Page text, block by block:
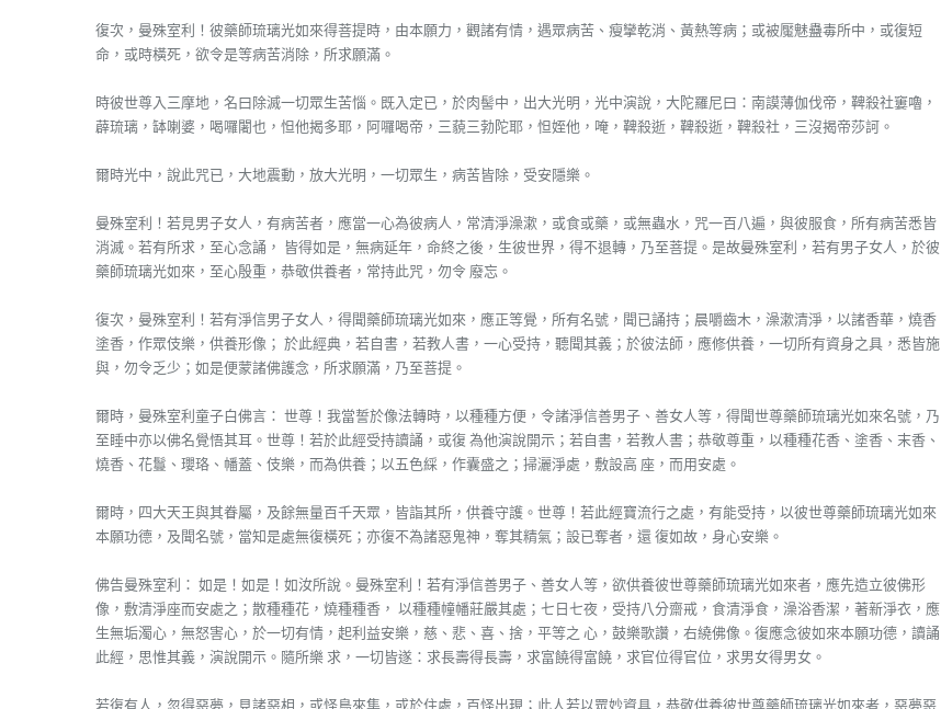
復次，曼殊室利！彼藥師琉璃光如來得菩提時，由本願力，觀諸有情，遇眾病苦、瘦攣乾消、黃熱等病；或被魘魅蠱毒所中，或復短
命，或時橫死，欲令是等病苦消除，所求願滿。
時彼世尊入三摩地，名曰除滅一切眾生苦惱。既入定已，於肉髻中，出大光明，光中演說，大陀羅尼曰：南謨薄伽伐帝，鞞殺社窶嚕，
薜琉璃，缽喇婆，喝囉闍也，怛他揭多耶，阿囉喝帝，三藐三勃陀耶，怛姪他，唵，鞞殺逝，鞞殺逝，鞞殺社，三沒揭帝莎訶。
爾時光中，說此咒已，大地震動，放大光明，一切眾生，病苦皆除，受安隱樂。
曼殊室利！若見男子女人，有病苦者，應當一心為彼病人，常清淨澡漱，或食或藥，或無蟲水，咒一百八遍，與彼服食，所有病苦悉皆
消滅。若有所求，至心念誦， 皆得如是，無病延年，命終之後，生彼世界，得不退轉，乃至菩提。是故曼殊室利，若有男子女人，於彼
藥師琉璃光如來，至心殷重，恭敬供養者，常持此咒，勿令 廢忘。
復次，曼殊室利！若有淨信男子女人，得聞藥師琉璃光如來，應正等覺，所有名號，聞已誦持；晨嚼齒木，澡漱清淨，以諸香華，燒香
塗香，作眾伎樂，供養形像； 於此經典，若自書，若教人書，一心受持，聽聞其義；於彼法師，應修供養，一切所有資身之具，悉皆施
與，勿令乏少；如是便蒙諸佛護念，所求願滿，乃至菩提。
爾時，曼殊室利童子白佛言： 世尊！我當誓於像法轉時，以種種方便，令諸淨信善男子、善女人等，得聞世尊藥師琉璃光如來名號，乃
至睡中亦以佛名覺悟其耳。世尊！若於此經受持讀誦，或復 為他演說開示；若自書，若教人書；恭敬尊重，以種種花香、塗香、末香、
燒香、花鬘、瓔珞、幡蓋、伎樂，而為供養；以五色綵，作囊盛之；掃灑淨處，敷設高 座，而用安處。
爾時，四大天王與其眷屬，及餘無量百千天眾，皆詣其所，供養守護。世尊！若此經寶流行之處，有能受持，以彼世尊藥師琉璃光如來
本願功德，及聞名號，當知是處無復橫死；亦復不為諸惡鬼神，奪其精氣；設已奪者，還 復如故，身心安樂。
佛告曼殊室利： 如是！如是！如汝所說。曼殊室利！若有淨信善男子、善女人等，欲供養彼世尊藥師琉璃光如來者，應先造立彼佛形
像，敷清淨座而安處之；散種種花，燒種種香， 以種種幢幡莊嚴其處；七日七夜，受持八分齋戒，食清淨食，澡浴香潔，著新淨衣，應
生無垢濁心，無怒害心，於一切有情，起利益安樂，慈、悲、喜、捨，平等之 心，鼓樂歌讚，右繞佛像。復應念彼如來本願功德，讀誦
此經，思惟其義，演說開示。隨所樂 求，一切皆遂：求長壽得長壽，求富饒得富饒，求官位得官位，求男女得男女。
若復有人，忽得惡夢，見諸惡相，或怪鳥來集，或於住處，百怪出現；此人若以眾妙資具，恭敬供養彼世尊藥師琉璃光如來者，惡夢惡